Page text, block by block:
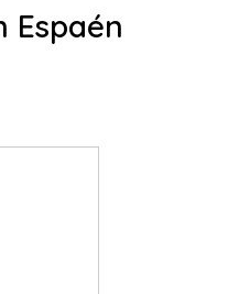
Espaén